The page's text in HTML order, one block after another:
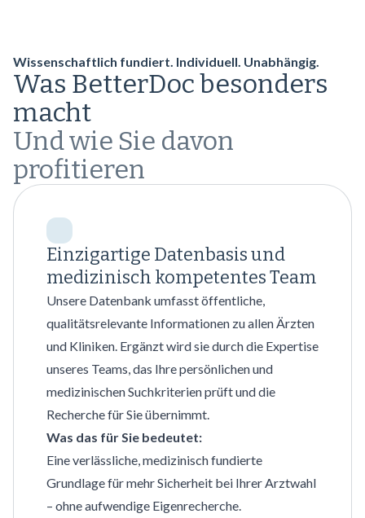
Wissenschaftlich fundiert. Individuell. Unabhängig.
Was BetterDoc besonders
macht
Und wie Sie davon
profitieren
Einzigartige Datenbasis und
medizinisch kompetentes Team
Unsere Datenbank umfasst öffentliche,
qualitätsrelevante Informationen zu allen Ärzten
und Kliniken. Ergänzt wird sie durch die Expertise
unseres Teams, das Ihre persönlichen und
medizinischen Suchkriterien prüft und die
Recherche für Sie übernimmt.
Was das für Sie bedeutet:
Eine verlässliche, medizinisch fundierte
Grundlage für mehr Sicherheit bei Ihrer Arztwahl
– ohne aufwendige Eigenrecherche.